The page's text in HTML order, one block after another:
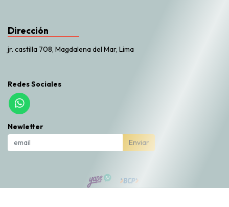
Dirección
jr. castilla 708, Magdalena del Mar, Lima
Redes Sociales
Newletter
Enviar